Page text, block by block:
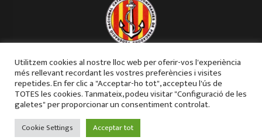
Federació Nacional Catalana de
Confraries de Pescadors
FNCCP
Utilitzem cookies al nostre lloc web per oferir-vos l'experiència
més rellevant recordant les vostres preferències i visites
repetides. En fer clic a "Acceptar-ho tot", accepteu l'ús de
TOTES les cookies. Tanmateix, podeu visitar "Configuració de les
galetes" per proporcionar un consentiment controlat.
Cookie Settings Acceptar tot